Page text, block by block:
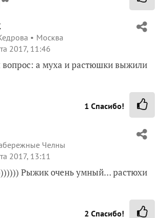
Москва
2017, 11:46
а муха и растюшки выжили
1 Спасибо!
Челны
2017, 13:11
Рыжик очень умный… растюхи
2 Спасибо!